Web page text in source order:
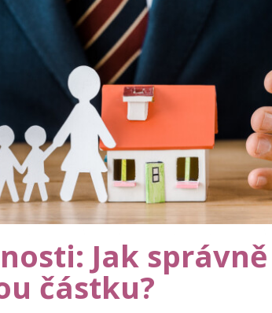
Jak správně
částku?